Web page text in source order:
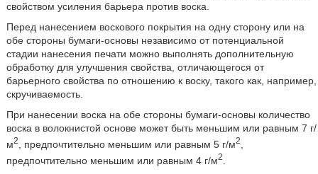
свойством усиления барьера против воска.
Перед нанесением воскового покрытия на одну сторону или на
обе стороны бумаги-основы независимо от потенциальной
стадии нанесения печати можно выполнять дополнительную
обработку для улучшения свойства, отличающегося от
барьерного свойства по отношению к воску, такого как, например,
скручиваемость.
При нанесении воска на обе стороны бумаги-основы количество
воска в волокнистой основе может быть меньшим или равным 7 г/
м2 , предпочтительно меньшим или равным 5 г/м2
предпочтительно меньшим или равным 4 г/м2